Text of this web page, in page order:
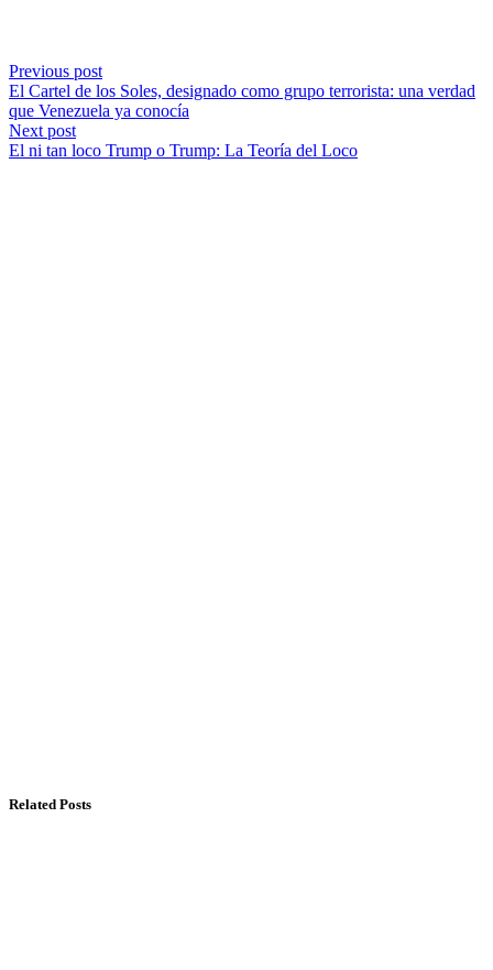
Previous post
El Cartel de los Soles, designado como grupo terrorista: una verdad
que Venezuela ya conocía
Next post
El ni tan loco Trump o Trump: La Teoría del Loco
Related Posts